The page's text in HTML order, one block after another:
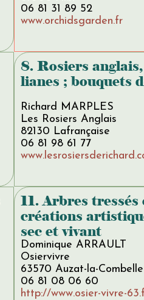
06 81 31 89 52
www.orchidsgarden.fr
8. Rosiers
lianes ; bouquets
Richard MARPLES
Les Rosiers Anglais
82130 Lafrançaise
06 81 98 61 77
11. Arbres tressés
créations
sec et vivant
Dominique ARRAULT
Osiervivre
63570 Auzat-la-Combelle
06 81 08 06 60
http://www.osier-vivre-